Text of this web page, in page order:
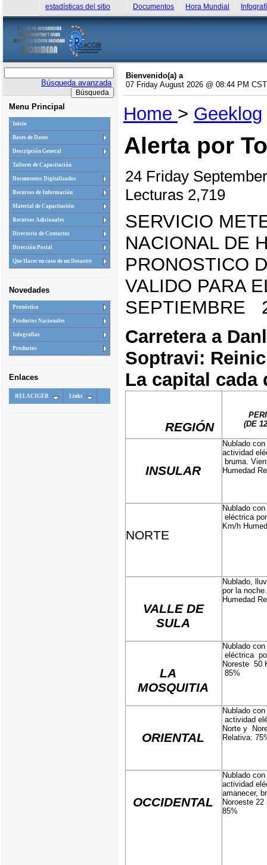
estadísticas del sitio Documentos Hora Mundial
Búsqueda avanzada
Menu Principal
Inicio
Bases de Datos
Descripción General
Talleres de Capacitación
Documentos Digitalizados
Recursos de Información
Material de Capacitación
Recursos Adicionales
Directorio de Contactos
Dirección Postal
Que Hacer en caso de un Desastre
Novedades
Pronóstico
Productos Nacionales
Infografias
Productos
Enlaces
RELACIGER Links
Bienvenido(a) a
07 Friday August 2026 @ 08:44 PM CST
Home > Geeklog
Alerta por
24 Friday
Lecturas 2,719
SERVICIO
NACIONAL DE
PRONOSTICO
VALIDO PARA
SEPTIEMBRE
Carretera a
Soptravi:
La capital cada
REGIÓN
(DE
INSULAR
Nublado
actividad
bruma.
Humedad
NORTE
Nublado
eléctrica
Km/h
VALLE DE
SULA
Nublado,
por la
Humedad
LA
MOSQUITIA
Nublado
eléctrica
Noreste 50
85%
ORIENTAL
Nublado
actividad
Norte y
Relativa:
OCCIDENTAL
Nublado
actividad
amanecer,
Noroeste
85%